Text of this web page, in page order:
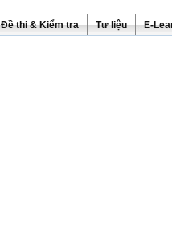
Đề thi & Kiểm tra Tư liệu E-